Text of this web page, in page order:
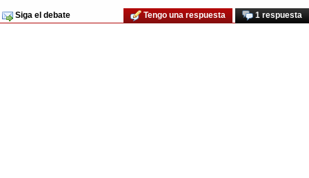
Siga el debate 1 respuesta
Tengo una respuesta